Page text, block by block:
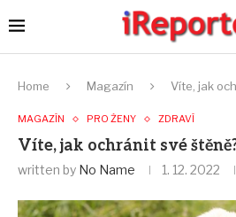
Home Magazín Víte, jak
MAGAZÍN PRO ŽENY ZDRAVÍ
Víte, jak ochránit své
written by No Name 1. 12. 2022